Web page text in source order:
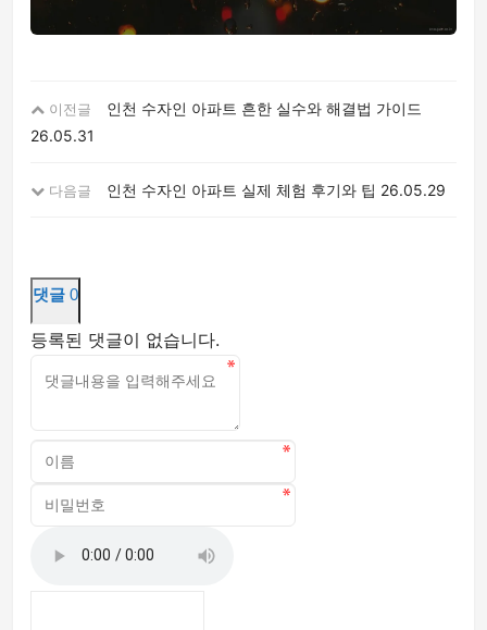
이전글
인천 수자인 아파트 흔한 실수와 해결법 가이드
26.05.31
다음글 인천 수자인 아파트 실제 체험 후기와 팁 26.05.29
댓글 0
등록된 댓글이 없습니다.